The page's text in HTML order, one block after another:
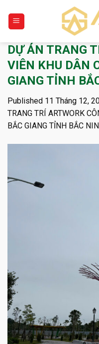
content
DỰ ÁN TRANG
VIÊN KHU DÂN
GIANG TỈNH
Published 11 Tháng 12,
TRANG TRÍ ARTWORK
BẮC GIANG TỈNH BẮC